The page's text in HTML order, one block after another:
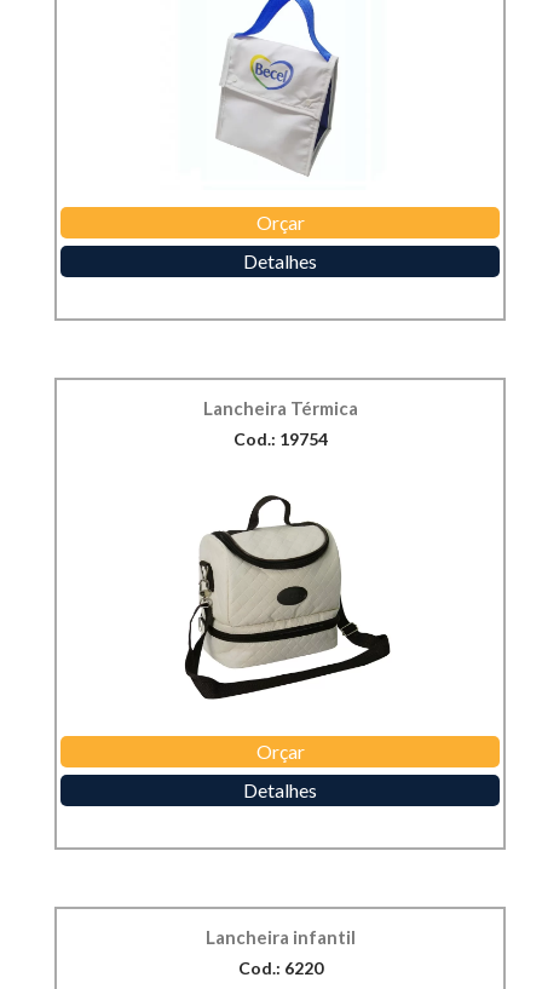
Orçar
Detalhes
Lancheira Térmica
Cod.: 19754
Orçar
Detalhes
Lancheira infantil
Cod.: 6220